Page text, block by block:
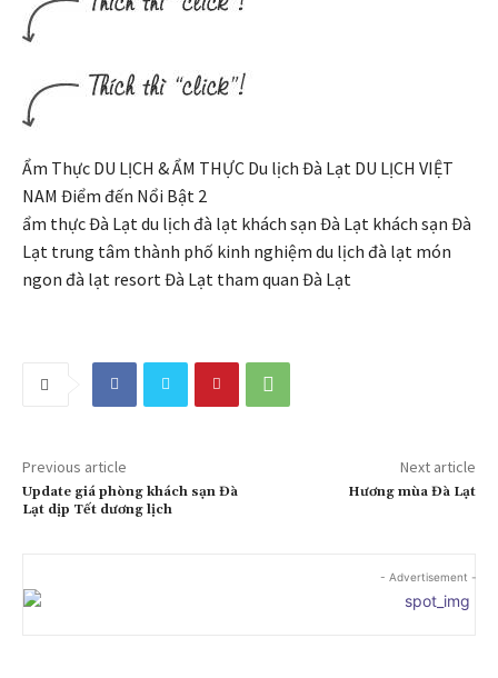
Ẩm Thực DU LỊCH & ẨM THỰC Du lịch Đà Lạt DU LỊCH VIỆT
NAM Điểm đến Nổi Bật 2
ẩm thực Đà Lạt du lịch đà lạt khách sạn Đà Lạt khách sạn Đà
Lạt trung tâm thành phố kinh nghiệm du lịch đà lạt món
ngon đà lạt resort Đà Lạt tham quan Đà Lạt
Previous article
Update giá phòng khách sạn Đà
Lạt dịp Tết dương lịch
Next article
Hương mùa Đà Lạt
- Advertisement -